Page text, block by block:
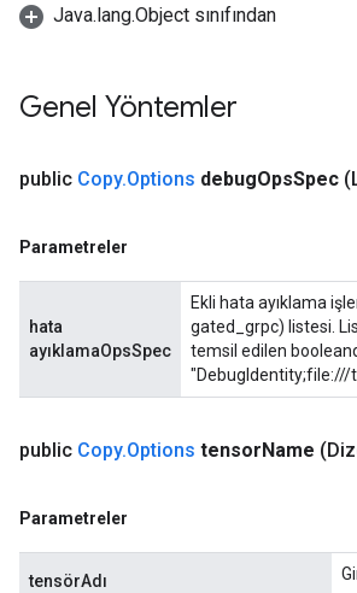
Java.lang.Object sınıfından
Genel Yöntemler
public Copy.Options debugOpsSpec
Parametreler
hata
ayıklamaOpsSpec
Ekli hata ayıklama
gated_grpc) listesi.
temsil edilen
"DebugIdentity;file:///
public Copy.Options tensorName
Parametreler
tensörAdı